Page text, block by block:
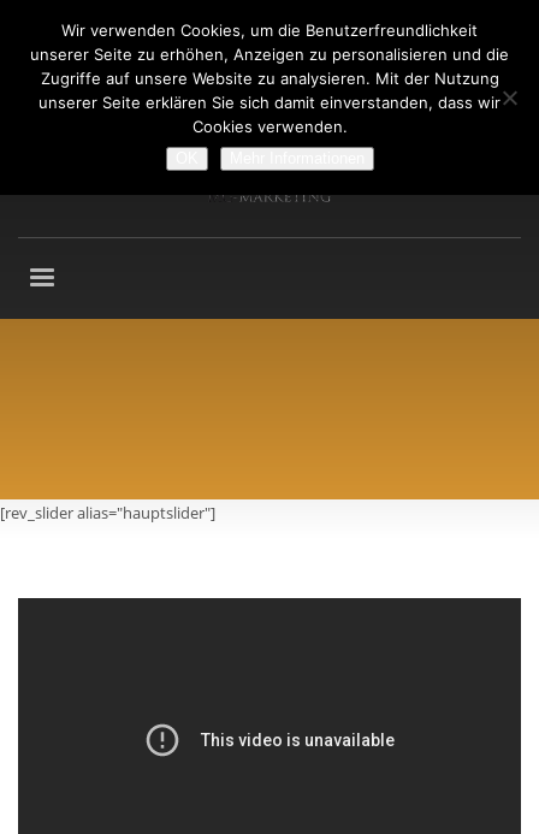
Fragen an: +49 (911) 2165 876
Mo-Fr: 9:00-13:00 Uhr
[rev_slider alias="hauptslider"]
Wir verwenden Cookies, um die Benutzerfreundlichkeit
unserer Seite zu erhöhen, Anzeigen zu personalisieren und die
Zugriffe auf unsere Website zu analysieren. Mit der Nutzung
unserer Seite erklären Sie sich damit einverstanden, dass wir
Cookies verwenden.